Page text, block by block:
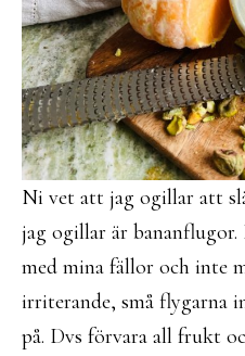
Ni vet att jag ogillar att
jag ogillar är
med mina fällor och inte
irriterande, små flygarna
på. Dvs förvara all frukt